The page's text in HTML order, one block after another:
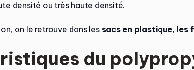
densité ou très haute densité.
on le retrouve dans les sacs en plastique, les
du